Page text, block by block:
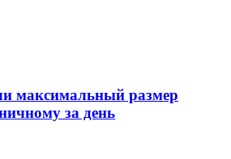
максимальный размер
за день